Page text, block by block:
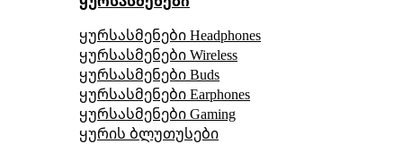
ყურსასმენები Headphones
ყურსასმენები Wireless
ყურსასმენები Buds
ყურსასმენები Earphones
ყურსასმენები Gaming
ყურის ბლუთუსები